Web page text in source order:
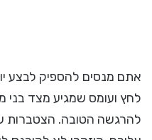
אתם מנסים להספיק לבצע
לחץ ועומס שמגיע מצד
להרגשה הטובה. הצטברות